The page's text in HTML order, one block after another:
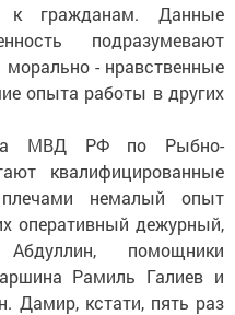
к гражданам. Данные
подразумевают
- нравственные
опыта работы в других
МВД РФ по Рыбно-
квалифицированные
немалый опыт
оперативный дежурный,
помощники
Рамиль Галиев и
Дамир, кстати, пять раз